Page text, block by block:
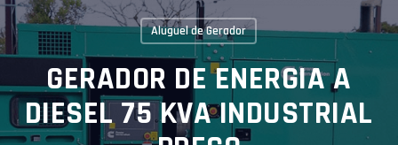
Aluguel de Gerador
GERADOR DE ENERGIA A
DIESEL 75 KVA INDUSTRIAL